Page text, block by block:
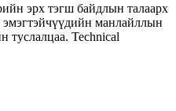
эрх тэгш байдлын талаарх
эмэгтэйчүүдийн манлайллын
туслалцаа. Technical